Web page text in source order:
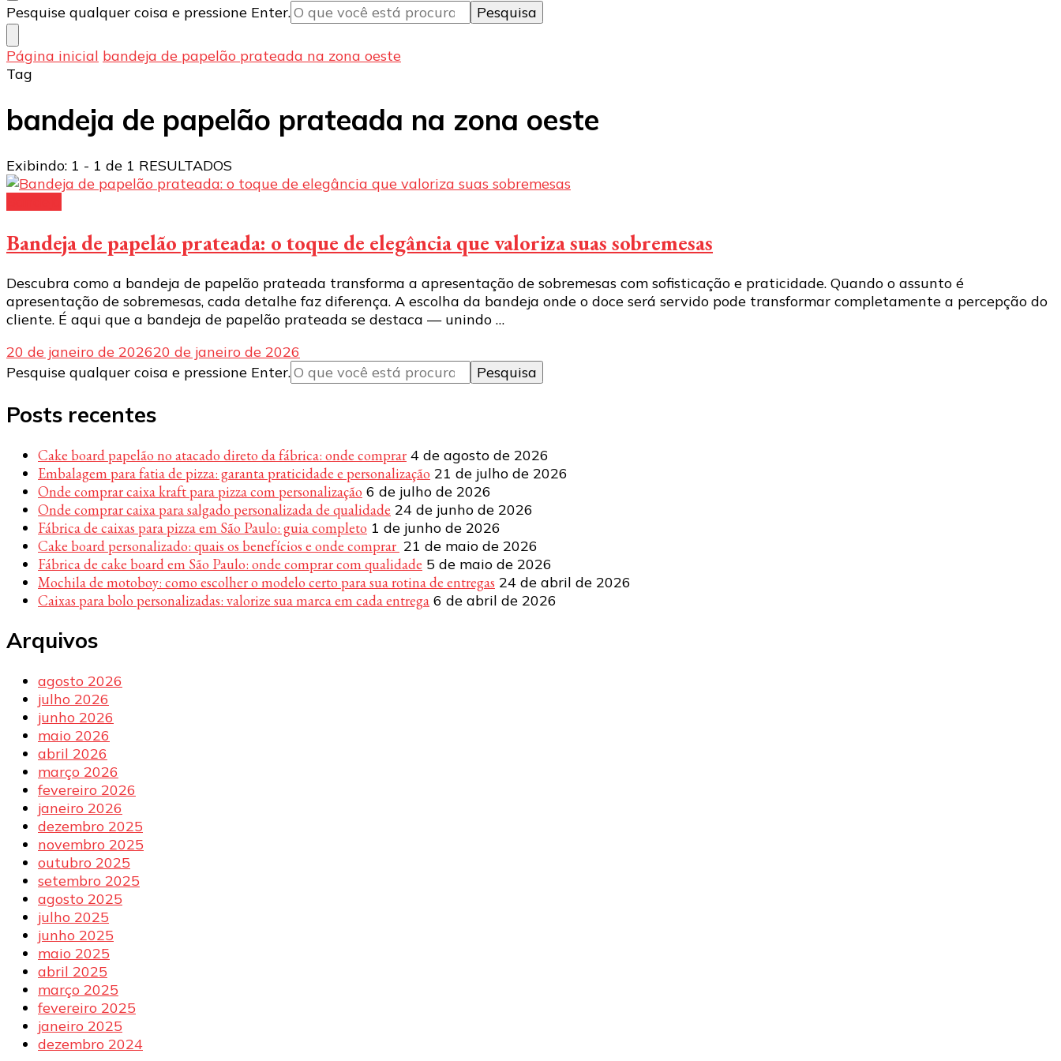
Procurando
algo?
Pesquise qualquer coisa e pressione Enter.
Página inicial bandeja de papelão prateada na zona oeste
Tag
bandeja de papelão prateada na zona oeste
Exibindo: 1 - 1 de 1 RESULTADOS
Bandeja de papelão prateada: o toque de elegância que valoriza suas sobremesas
Descubra como a bandeja de papelão prateada transforma a apresentação de sobremesas com sofisticação e praticidade. Quando o assunto é
apresentação de sobremesas, cada detalhe faz diferença. A escolha da bandeja onde o doce será servido pode transformar completamente a percepção do
cliente. É aqui que a bandeja de papelão prateada se destaca — unindo …
20 de janeiro de 202620 de janeiro de 2026
Procurando
Pesquise qualquer coisa e pressione Enter.
Posts recentes
Cake board papelão no atacado direto da fábrica: onde comprar 4 de agosto de 2026
Embalagem para fatia de pizza: garanta praticidade e personalização 21 de julho de 2026
Onde comprar caixa kraft para pizza com personalização 6 de julho de 2026
Onde comprar caixa para salgado personalizada de qualidade 24 de junho de 2026
Fábrica de caixas para pizza em São Paulo: guia completo 1 de junho de 2026
Cake board personalizado: quais os benefícios e onde comprar 21 de maio de 2026
Fábrica de cake board em São Paulo: onde comprar com qualidade 5 de maio de 2026
Mochila de motoboy: como escolher o modelo certo para sua rotina de entregas 24 de abril de 2026
Caixas para bolo personalizadas: valorize sua marca em cada entrega 6 de abril de 2026
Arquivos
agosto 2026
julho 2026
junho 2026
maio 2026
abril 2026
março 2026
fevereiro 2026
janeiro 2026
dezembro 2025
novembro 2025
outubro 2025
setembro 2025
agosto 2025
julho 2025
junho 2025
maio 2025
abril 2025
março 2025
fevereiro 2025
janeiro 2025
dezembro 2024